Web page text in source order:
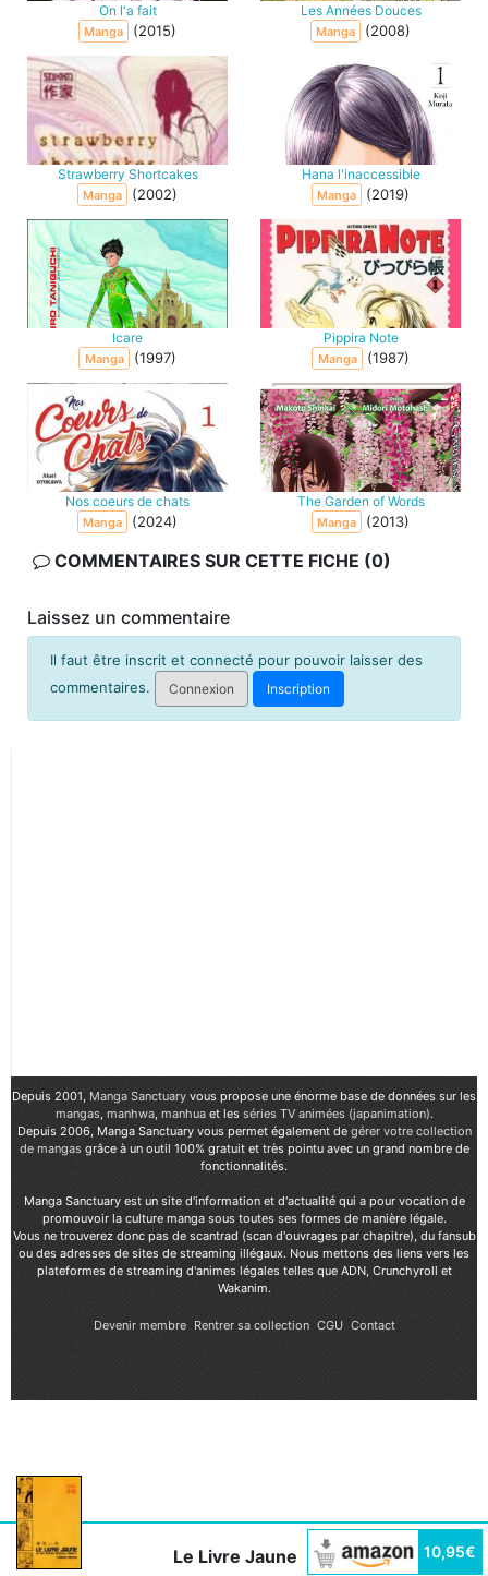
Le Livre Jaune 10,95€
On l'a fait
Manga (2015)
Les Années Douces
Manga (2008)
Strawberry Shortcakes
Manga (2002)
Hana l'inaccessible
Manga (2019)
Icare
Manga (1997)
Pippira Note
Manga (1987)
Nos coeurs de chats
Manga (2024)
The Garden of Words
Manga (2013)
COMMENTAIRES SUR CETTE FICHE (0)
Laissez un commentaire
Il faut être inscrit et connecté pour pouvoir laisser des
commentaires.
Connexion Inscription
Depuis 2001, Manga Sanctuary vous propose une énorme base de données sur les
mangas, manhwa, manhuaet les séries TV animées (japanimation).
Depuis 2006, Manga Sanctuary vous permet également de gérer votre collection
de mangasgrâce à un outil 100% gratuit et très pointu avec un grand nombre de
fonctionnalités.
Manga Sanctuary est un site d'information et d'actualité qui a pour vocation de
promouvoir la culture manga sous toutes ses formes de manière légale.
Vous ne trouverez donc pas de scantrad (scan d'ouvrages par chapitre), du fansub
ou des adresses de sites de streaming illégaux. Nous mettons des liens vers les
plateformes de streaming d'animes légales telles que ADN, Crunchyroll et
Wakanim.
Devenir membre Rentrer sa collection CGU Contact